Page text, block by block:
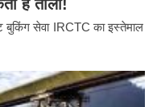
है ताला!
सेवा IRCTC का इस्तेमाल